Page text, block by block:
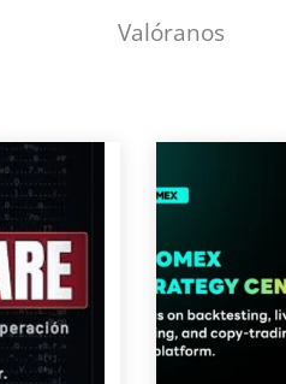
Valóranos